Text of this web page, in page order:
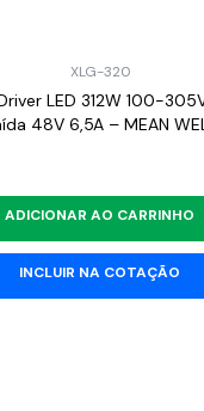
XLG-320
LED 312W 100-
48V 6,5A – MEAN
ADICIONAR AO CARRINHO
INCLUIR NA COTAÇÃO